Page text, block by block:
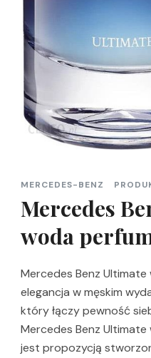
MERCEDES-BENZ
Mercedes
woda
Mercedes Benz
elegancja w męskim
który łączy pewność
Mercedes Benz
jest propozycją